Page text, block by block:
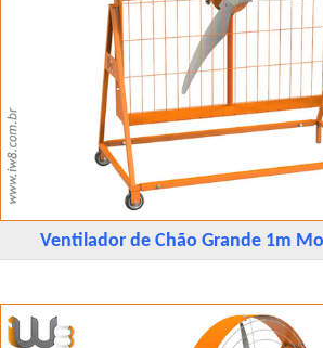
Ventilador de Chão Grande 1m